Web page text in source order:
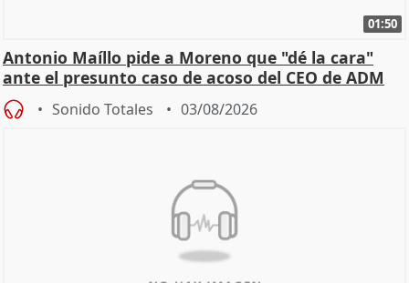
01:50
Antonio Maíllo pide a Moreno que "dé la cara"
ante el presunto caso de acoso del CEO de ADM
Sonido Totales 03/08/2026